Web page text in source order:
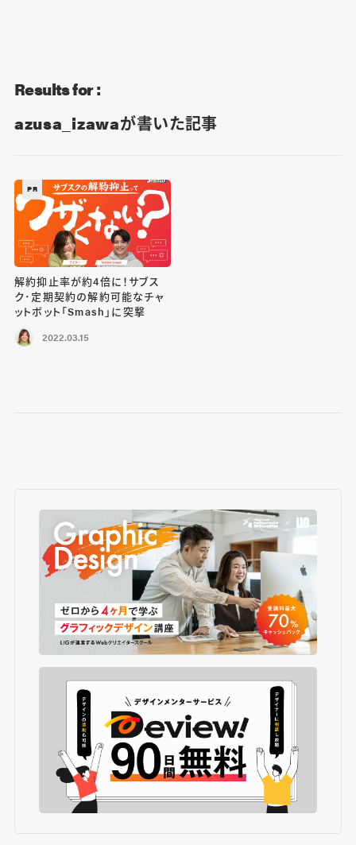
Results for :
azusa_izawaが書いた記事
PR
解約抑止率が約4倍に！サブス
ク･定期契約の解約可能なチャ
ットボット「Smash」に突撃
2022.03.15